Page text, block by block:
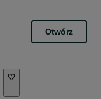
Otwórz